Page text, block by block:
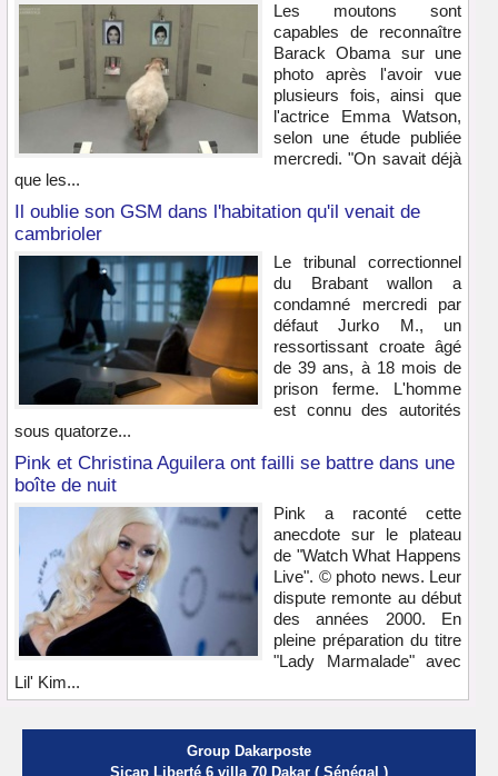
Les moutons sont
capables de reconnaître
Barack Obama sur une
photo après l'avoir vue
plusieurs fois, ainsi que
l'actrice Emma Watson,
selon une étude publiée
mercredi. "On savait déjà
que les...
Il oublie son GSM dans l'habitation qu'il venait de
cambrioler
Le tribunal correctionnel
du Brabant wallon a
condamné mercredi par
défaut Jurko M., un
ressortissant croate âgé
de 39 ans, à 18 mois de
prison ferme. L'homme
est connu des autorités
sous quatorze...
Pink et Christina Aguilera ont failli se battre dans une
boîte de nuit
Pink a raconté cette
anecdote sur le plateau
de "Watch What Happens
Live". © photo news. Leur
dispute remonte au début
des années 2000. En
pleine préparation du titre
"Lady Marmalade" avec
Lil' Kim...
Group Dakarposte
Sicap Liberté 6 villa 70 Dakar ( Sénégal )